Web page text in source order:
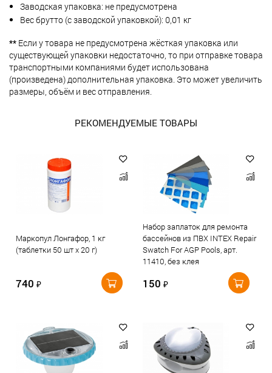
Заводская упаковка: не предусмотрена
Вес брутто (с заводской упаковкой): 0,01 кг
** Если у товара не предусмотрена жёсткая упаковка или
существующей упаковки недостаточно, то при отправке товара
транспортными компаниями будет использована
(произведена) дополнительная упаковка. Это может увеличить
размеры, объём и вес отправления.
РЕКОМЕНДУЕМЫЕ ТОВАРЫ
Маркопул Лонгафор, 1 кг
(таблетки 50 шт х 20 г)
740 ₽
Набор заплаток для ремонта
бассейнов из ПВХ INTEX Repair
Swatch For AGP Pools, арт.
11410, без клея
150 ₽